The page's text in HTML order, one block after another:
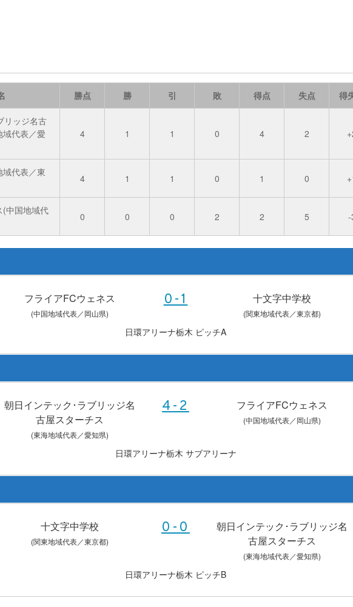
勝点 勝 引 敗 得点 失点 得
リッジ名古
代表／愛
4 1 1 0 4 2
代表／東
4 1 1 0 1 0
(中国地域代
0 0 0 2 2 5 -
フライアFCウェネス
(中国地域代表／岡山県)
0-1 十文字中学校
(関東地域代表／東京都)
日環アリーナ栃木 ピッチA
朝日インテック･ラブリッジ名
古屋スターチス
(東海地域代表／愛知県)
4-2 フライアFCウェネス
(中国地域代表／岡山県)
日環アリーナ栃木 サブアリーナ
十文字中学校
(関東地域代表／東京都)
0-0
朝日インテック･ラブリッジ名
古屋スターチス
(東海地域代表／愛知県)
日環アリーナ栃木 ピッチB